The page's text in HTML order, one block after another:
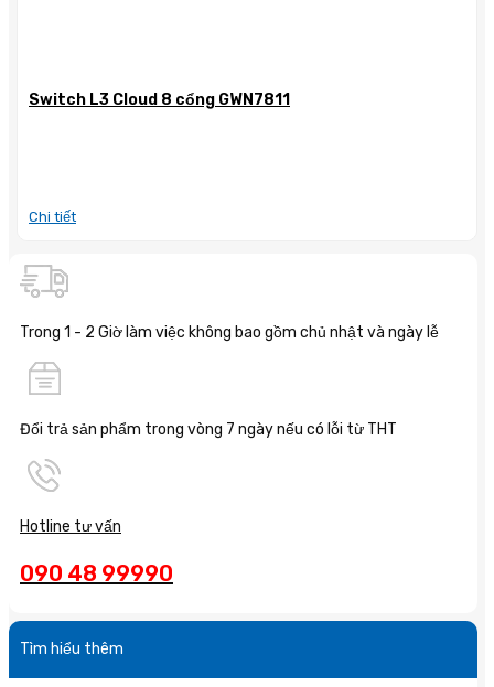
Switch L3 Cloud 8 cổng GWN7811
Chi tiết
Trong 1 - 2 Giờ làm việc không bao gồm chủ nhật và ngày lễ
Đổi trả sản phẩm trong vòng 7 ngày nếu có lỗi từ THT
Hotline tư vấn
090 48 99990
Tìm hiểu thêm